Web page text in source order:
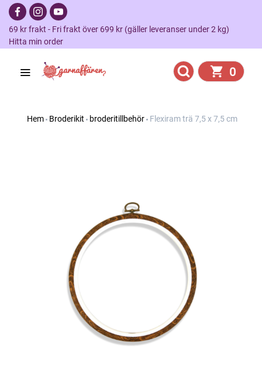
69 kr frakt - Fri frakt över 699 kr (gäller leveranser under 2 kg)
Hitta min order
0
Hem Broderikit broderitillbehör Flexiram trä 7,5 x 7,5 cm